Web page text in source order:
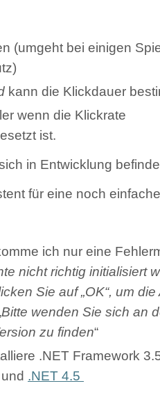
(umgeht bei einigen
kann die Klickdauer
wenn die Klickrate
ist.
in Entwicklung
für eine noch
ich nur eine
nicht richtig initialisiert
Sie auf „OK“, um
Bitte wenden Sie sich an
zu finden“
.NET Framework
.NET 4.5